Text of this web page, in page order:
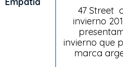
47 Street
invierno
invierno que
marca